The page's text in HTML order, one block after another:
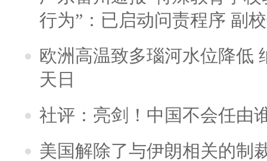
行为”：已启动问责程序 副
欧洲高温致多瑙河水位降低
天日
社评：亮剑！中国不会任由
美国解除了与伊朗相关的制